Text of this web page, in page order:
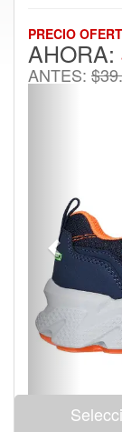
PRECIO
AHORA:
ANTES: